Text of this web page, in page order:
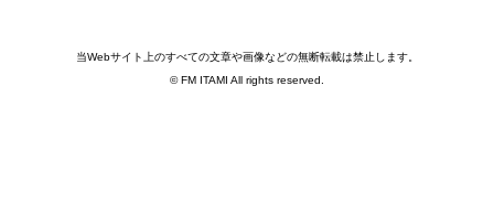
当Webサイト上のすべての文章や画像などの無断転載は禁止します。
© FM ITAMI All rights reserved.